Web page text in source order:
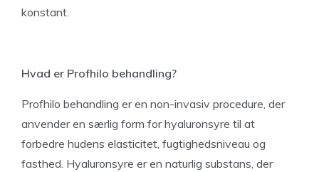
konstant.
Hvad er Profhilo behandling?
Profhilo behandling er en non-invasiv procedure, der
anvender en særlig form for hyaluronsyre til at
forbedre hudens elasticitet, fugtighedsniveau og
fasthed. Hyaluronsyre er en naturlig substans, der